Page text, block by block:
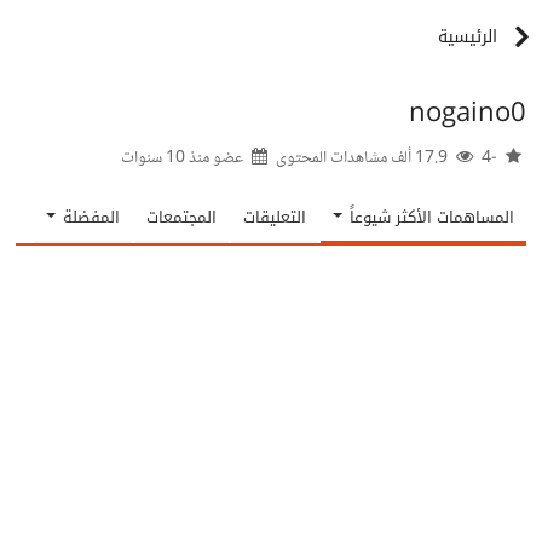
الرئيسية
nogaino0
-4 عضو منذ10 سنوات
المساهمات الأكثر شيوعاً التعليقات المجتمعات المفضلة